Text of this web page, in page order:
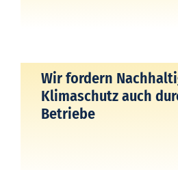
Wir fordern
Klimaschutz auch
Betriebe